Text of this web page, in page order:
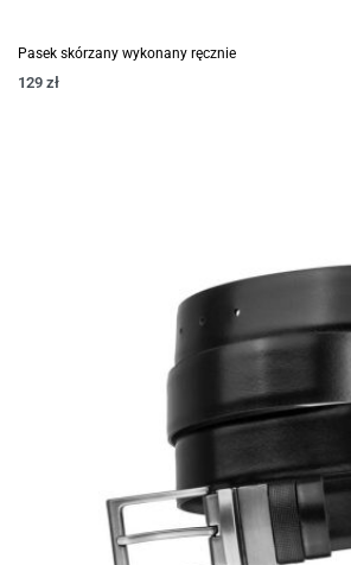
Pasek skórzany wykonany ręcznie
129 zł